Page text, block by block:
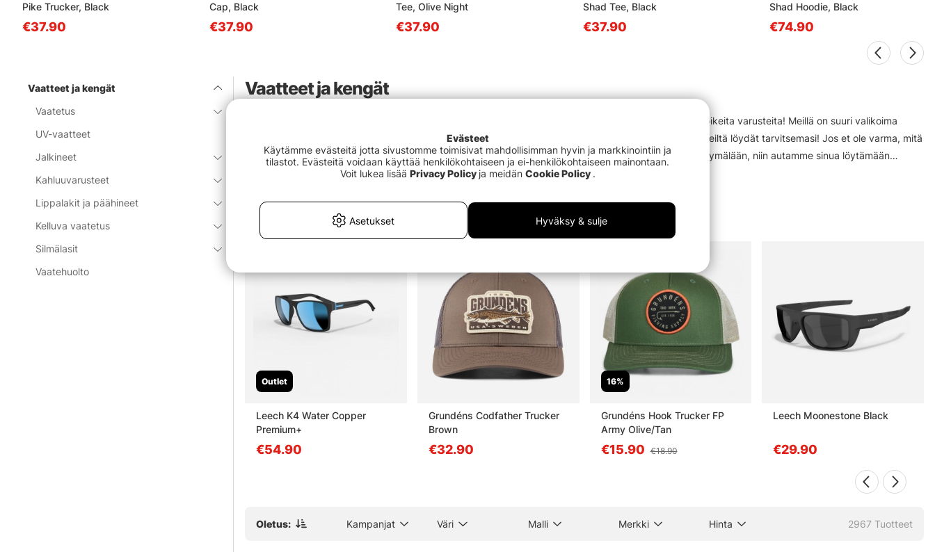
Pike Trucker, Black
€37.90
Cap, Black
€37.90
Tee, Olive Night
€37.90
Shad Tee, Black
€37.90
Shad Hoodie, Black
€74.90
Vaatteet ja kengät
Vaatetus
UV-vaatteet
Jalkineet
Kahluuvarusteet
Lippalakit ja päähineet
Kelluva vaatetus
Silmälasit
Vaatehuolto
Vaatteet ja kengät
Me Söder Sportfiske/Sportfiskeprylarilla uskomme, että kalastaminen ei ole hauskaa, jos sinulla ei ole oikeita varusteita! Meillä on suuri valikoima
kalastukseen ja ulkoilmaelämään, halusitpa sitten pysyä kuivana, viileänä, lämpimänä tai siltä väliltä, meiltä löydät tarvitsemasi! Jos et ole varma, mitä
hankkia tiettyjä tuotteita tai miten varastoida, lähetä sähköpostia asiakaspalvelutiimillemme tai tule myymälään, niin autamme sinua löytämään
Luokan suosituin
Outlet
Leech K4 Water Copper
Premium+
€54.90
Grundéns Codfather Trucker
Brown
€32.90
16%
Grundéns Hook Trucker FP
Army Olive/Tan
€15.90 €18.90
Leech Moonestone Black
€29.90
Oletus: Kampanjat Väri Malli Merkki Hinta 2967 Tuotteet
Evästeet
Käytämme evästeitä jotta sivustomme toimisivat mahdollisimman hyvin ja markkinointiin ja
tilastot. Evästeitä voidaan käyttää henkilökohtaiseen ja ei-henkilökohtaiseen mainontaan.
Voit lukea lisää Privacy Policy ja meidän Cookie Policy .
Asetukset Hyväksy & sulje